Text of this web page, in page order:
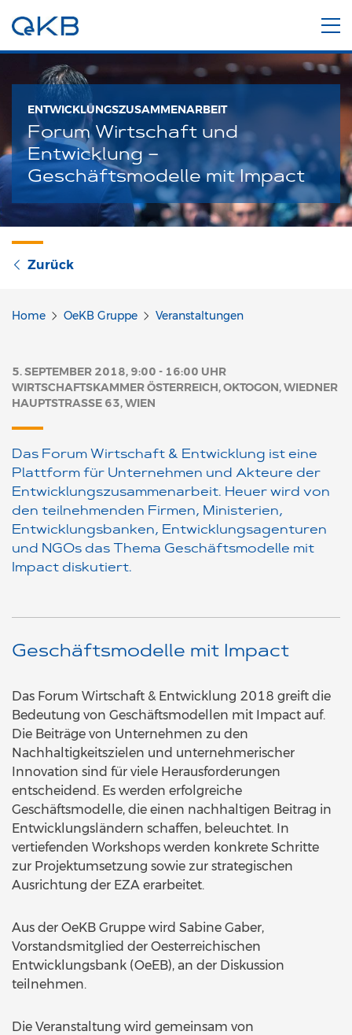
ENTWICKLUNGSZUSAMMENARBEIT
Forum Wirtschaft und
Entwicklung –
Geschäftsmodelle mit Impact
Zurück
Home OeKB Gruppe Veranstaltungen
5. SEPTEMBER 2018, 9:00 - 16:00 UHR
WIRTSCHAFTSKAMMER ÖSTERREICH, OKTOGON, WIEDNER
HAUPTSTRASSE 63, WIEN
Das Forum Wirtschaft & Entwicklung ist eine
Plattform für Unternehmen und Akteure der
Entwicklungszusammenarbeit. Heuer wird von
den teilnehmenden Firmen, Ministerien,
Entwicklungsbanken, Entwicklungsagenturen
und NGOs das Thema Geschäftsmodelle mit
Impact diskutiert.
Geschäftsmodelle mit Impact
Das Forum Wirtschaft & Entwicklung 2018 greift die
Bedeutung von Geschäftsmodellen mit Impact auf.
Die Beiträge von Unternehmen zu den
Nachhaltigkeitszielen und unternehmerischer
Innovation sind für viele Herausforderungen
entscheidend. Es werden erfolgreiche
Geschäftsmodelle, die einen nachhaltigen Beitrag in
Entwicklungsländern schaffen, beleuchtet. In
vertiefenden Workshops werden konkrete Schritte
zur Projektumsetzung sowie zur strategischen
Ausrichtung der EZA erarbeitet.
Aus der OeKB Gruppe wird Sabine Gaber,
Vorstandsmitglied der Oesterreichischen
Entwicklungsbank (OeEB), an der Diskussion
teilnehmen.
Die Veranstaltung wird gemeinsam von